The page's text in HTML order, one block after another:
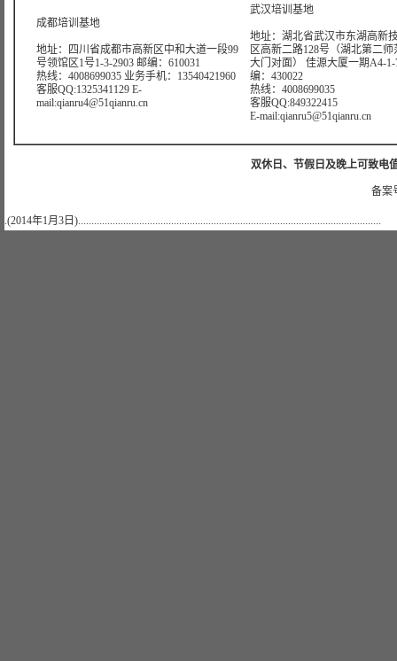
成都培训基地
地址：四川省成都市高新区中和大道一段99
号领馆区1号1-3-2903 邮编：610031
热线：4008699035 业务手机：13540421960
客服QQ:1325341129 E-
mail:qianru4@51qianru.cn
武汉培训基地
地址：湖北省武汉市东湖高新
区高新二路128号（湖北第二师
大门对面） 佳源大厦一期A4-1-
编：430022
热线：4008699035
客服QQ:849322415
E-mail:qianru5@51qianru.cn
双休日、节假日及晚上可致电
备案
.(2014年1月3日)..................................................................................................................